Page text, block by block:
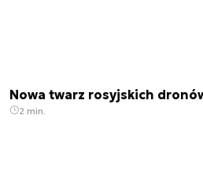
Nowa twarz rosyjskich
2 min.